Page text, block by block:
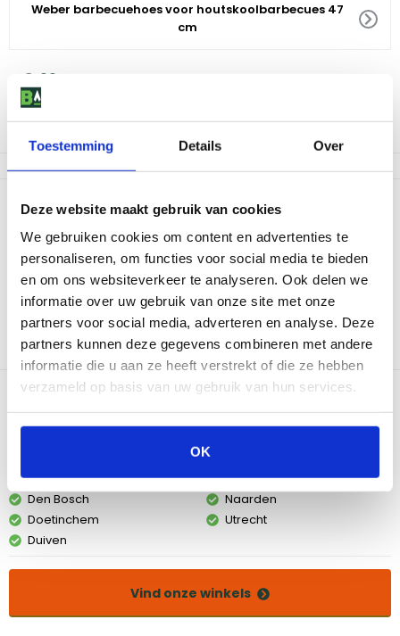
Toestemming Details Over
Deze website maakt gebruik van cookies
We gebruiken cookies om content en advertenties te
personaliseren, om functies voor social media te bieden
en om ons websiteverkeer te analyseren. Ook delen we
informatie over uw gebruik van onze site met onze
partners voor social media, adverteren en analyse. Deze
partners kunnen deze gegevens combineren met andere
informatie die u aan ze heeft verstrekt of die ze hebben
verzameld op basis van uw gebruik van hun services.
OK
Weber barbecuehoes voor houtskoolbarbecues 47
cm
29,99
Voor 18:00 besteld, morgen in huis
Productomschrijving
Met de Weber barbecuehoes voor houtskoolbarbecues van 47
cm, bescherm je jouw barbecue tegen alle weersinvloeden.
Deze hoes is gemaakt van hoogwaardig, duurzaam polyester
dat losjes over je barbecue valt. Met de handige klittenband
bevestig je de hoes eenvoudig aan de onderkant van je
barbecue, zodat deze altijd goed op zijn plaats blijft zitten. Zo blijft
je barbecue langer mooi en kun je er nog vele zomers van
genieten.
Bekijk dit product in onze winkels
Breda
Den Bosch
Doetinchem
Duiven
Groningen
Naarden
Utrecht
Vind onze winkels